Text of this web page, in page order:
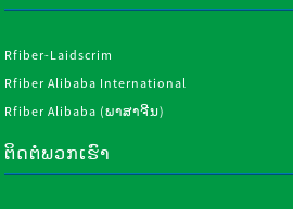
Rfiber-Laidscrim
Rfiber Alibaba International
Rfiber Alibaba (ພາສາຈີນ)
ຕິດຕໍ່ພວກເຮົາ